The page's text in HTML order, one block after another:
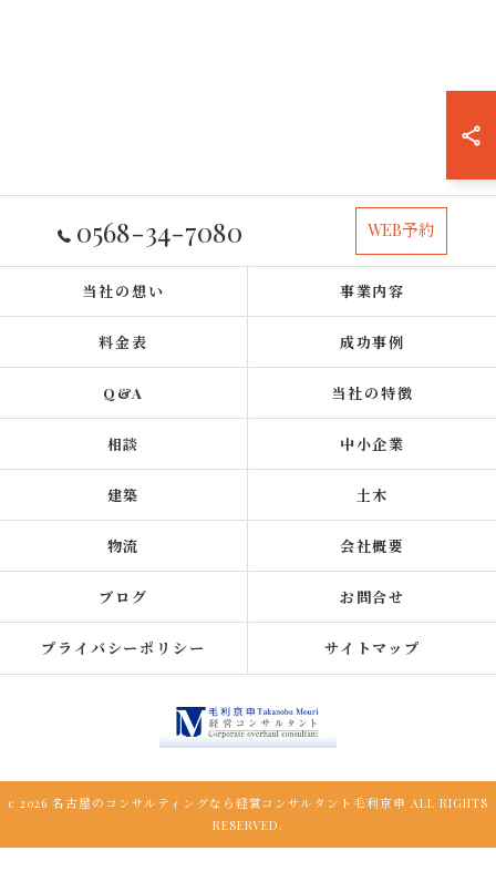
0568-34-7080 WEB予約
当社の想い 事業内容
料金表 成功事例
Q&A 当社の特徴
相談 中小企業
建築 土木
物流 会社概要
ブログ お問合せ
プライバシーポリシー サイトマップ
c 2026 名古屋のコンサルティングなら経営コンサルタント毛利京申 ALL RIGHTS
RESERVED.